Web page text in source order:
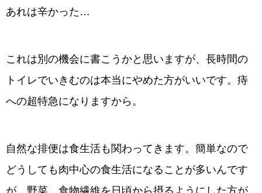
あれは辛かった…
これは別の機会に書こうかと思いますが、長時間の
トイレでいきむのは本当にやめた方がいいです。痔
への超特急になりますから。
自然な排便は食生活も関わってきます。簡単なので
どうしても肉中心の食生活になることが多いんです
が、野菜、食物繊維を日頃から摂るようにした方が